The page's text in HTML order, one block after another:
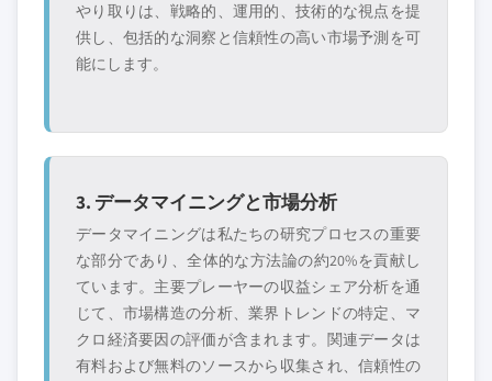
やり取りは、戦略的、運用的、技術的な視点を提
供し、包括的な洞察と信頼性の高い市場予測を可
能にします。
3. データマイニングと市場分析
データマイニングは私たちの研究プロセスの重要
な部分であり、全体的な方法論の約20%を貢献し
ています。主要プレーヤーの収益シェア分析を通
じて、市場構造の分析、業界トレンドの特定、マ
クロ経済要因の評価が含まれます。関連データは
有料および無料のソースから収集され、信頼性の